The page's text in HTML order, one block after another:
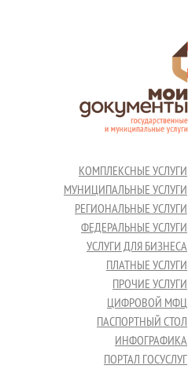
КОМПЛЕКСНЫЕ УСЛУГИ
МУНИЦИПАЛЬНЫЕ УСЛУГИ
РЕГИОНАЛЬНЫЕ УСЛУГИ
ФЕДЕРАЛЬНЫЕ УСЛУГИ
УСЛУГИ ДЛЯ БИЗНЕСА
ПЛАТНЫЕ УСЛУГИ
ПРОЧИЕ УСЛУГИ
ЦИФРОВОЙ МФЦ
ПАСПОРТНЫЙ СТОЛ
ИНФОГРАФИКА
ПОРТАЛ ГОСУСЛУГ